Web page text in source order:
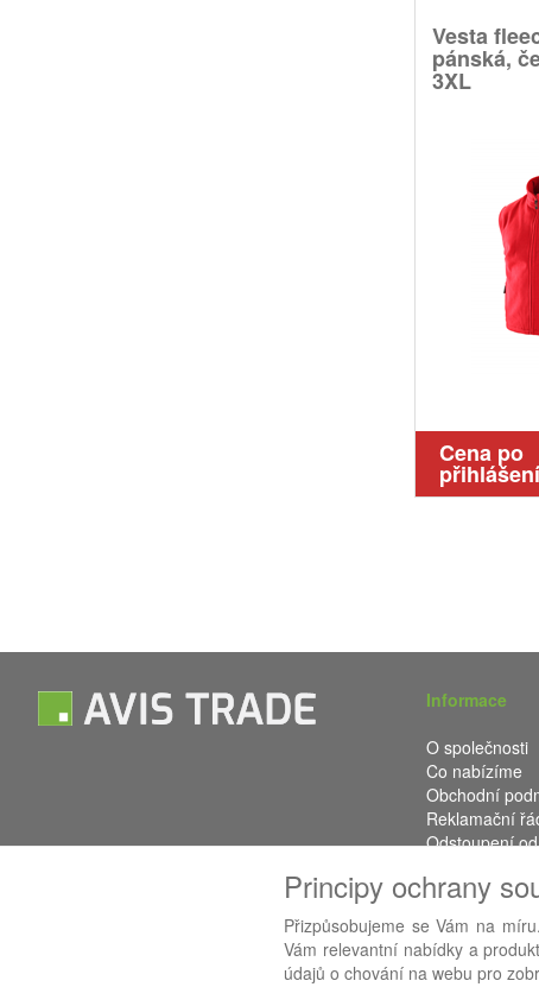
Vesta
pánská,
3XL
Cena po
přihlášení
Informace
O společnosti
Co nabízíme
Obchodní
Reklamační
Odstoupení
Používáme
Principy ochrany
Přizpůsobujeme se Vám na
Vám relevantní nabídky a
údajů o chování na webu pro